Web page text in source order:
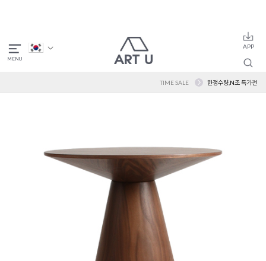
TIME SALE 한정수량,N조 특가전